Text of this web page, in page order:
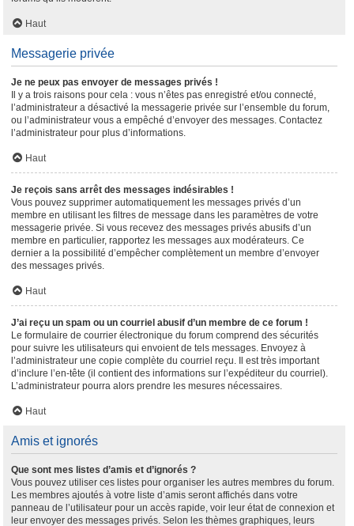
Haut
Messagerie privée
Je ne peux pas envoyer de messages privés !
Il y a trois raisons pour cela : vous n’êtes pas enregistré et/ou connecté,
l’administrateur a désactivé la messagerie privée sur l’ensemble du forum,
ou l’administrateur vous a empêché d’envoyer des messages. Contactez
l’administrateur pour plus d’informations.
Haut
Je reçois sans arrêt des messages indésirables !
Vous pouvez supprimer automatiquement les messages privés d’un
membre en utilisant les filtres de message dans les paramètres de votre
messagerie privée. Si vous recevez des messages privés abusifs d’un
membre en particulier, rapportez les messages aux modérateurs. Ce
dernier a la possibilité d’empêcher complètement un membre d’envoyer
des messages privés.
Haut
J’ai reçu un spam ou un courriel abusif d’un membre de ce forum !
Le formulaire de courrier électronique du forum comprend des sécurités
pour suivre les utilisateurs qui envoient de tels messages. Envoyez à
l’administrateur une copie complète du courriel reçu. Il est très important
d’inclure l’en-tête (il contient des informations sur l’expéditeur du courriel).
L’administrateur pourra alors prendre les mesures nécessaires.
Haut
Amis et ignorés
Que sont mes listes d’amis et d’ignorés ?
Vous pouvez utiliser ces listes pour organiser les autres membres du forum.
Les membres ajoutés à votre liste d’amis seront affichés dans votre
panneau de l’utilisateur pour un accès rapide, voir leur état de connexion et
leur envoyer des messages privés. Selon les thèmes graphiques, leurs